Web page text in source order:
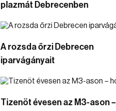
plazmát Debrecenben
A rozsda őrzi Debrecen
iparvágányait
Tizenöt évesen az M3-ason –